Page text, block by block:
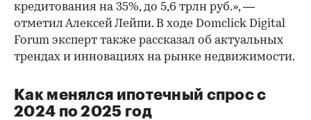
кредитования на 35%, до 5,6 трлн руб.», —
отметил Алексей Лейпи. В ходе Domclick Digital
Forum эксперт также рассказал об актуальных
трендах и инновациях на рынке недвижимости.
Как менялся ипотечный спрос с
2024 по 2025 год